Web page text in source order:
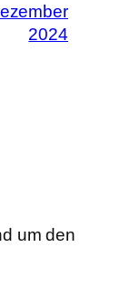
2024
um den